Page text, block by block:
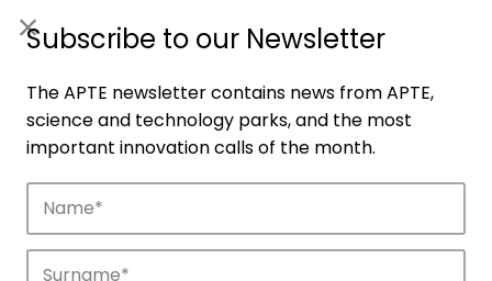
Subscribe to our Newsletter
The APTE newsletter contains news from APTE,
science and technology parks, and the most
important innovation calls of the month.